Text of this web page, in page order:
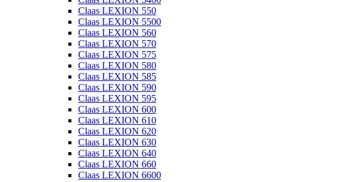
Claas LEXION 550
Claas LEXION 5500
Claas LEXION 560
Claas LEXION 570
Claas LEXION 575
Claas LEXION 580
Claas LEXION 585
Claas LEXION 590
Claas LEXION 595
Claas LEXION 600
Claas LEXION 610
Claas LEXION 620
Claas LEXION 630
Claas LEXION 640
Claas LEXION 660
Claas LEXION 6600